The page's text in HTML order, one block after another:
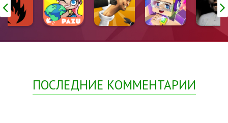
ПОСЛЕДНИЕ КОММЕНТАРИИ